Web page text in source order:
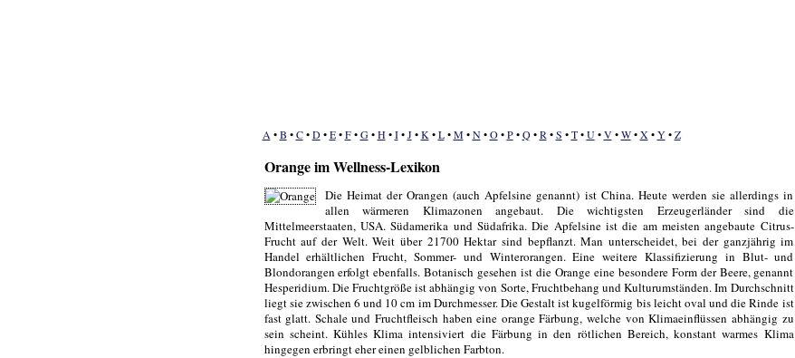
Orange im Wellness-Lexikon
Die Heimat der Orangen (auch Apfelsine genannt) ist China. Heute werden sie allerdings in
allen wärmeren Klimazonen angebaut. Die wichtigsten Erzeugerländer sind die
Mittelmeerstaaten, USA. Südamerika und Südafrika. Die Apfelsine ist die am meisten angebaute Citrus-
Frucht auf der Welt. Weit über 21700 Hektar sind bepflanzt. Man unterscheidet, bei der ganzjährig im
Handel erhältlichen Frucht, Sommer- und Winterorangen. Eine weitere Klassifizierung in Blut- und
Blondorangen erfolgt ebenfalls. Botanisch gesehen ist die Orange eine besondere Form der Beere, genannt
Hesperidium. Die Fruchtgröße ist abhängig von Sorte, Fruchtbehang und Kulturumständen. Im Durchschnitt
liegt sie zwischen 6 und 10 cm im Durchmesser. Die Gestalt ist kugelförmig bis leicht oval und die Rinde ist
fast glatt. Schale und Fruchtfleisch haben eine orange Färbung, welche von Klimaeinflüssen abhängig zu
sein scheint. Kühles Klima intensiviert die Färbung in den rötlichen Bereich, konstant warmes Klima
hingegen erbringt eher einen gelblichen Farbton.
A •B •C•D•E•F•G•H•I•J•K •L•M•N•O•P•Q•R •S •T•U•V•W•X •Y•Z